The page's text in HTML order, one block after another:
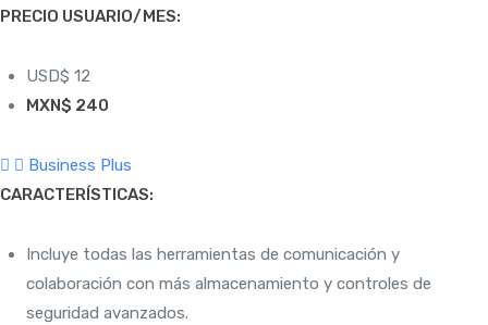
PRECIO USUARIO/MES:
USD$ 12
MXN$ 240
Business Plus
CARACTERÍSTICAS:
Incluye todas las herramientas de comunicación y
colaboración con más almacenamiento y controles de
seguridad avanzados.